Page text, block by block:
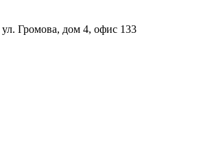
ул. Громова, дом 4, офис 133